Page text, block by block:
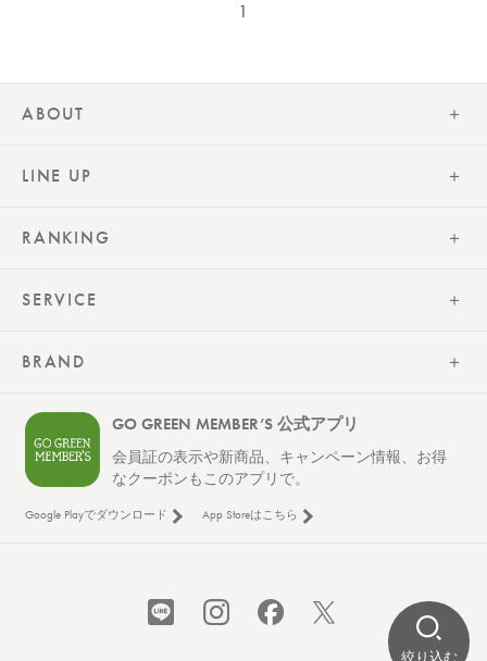
1
ABOUT
LINE UP
RANKING
SERVICE
BRAND
GO GREEN MEMBER’S 公式アプリ
会員証の表示や新商品、キャンペーン情報、お得
なクーポンもこのアプリで。
Google Playでダウンロード App Storeはこちら